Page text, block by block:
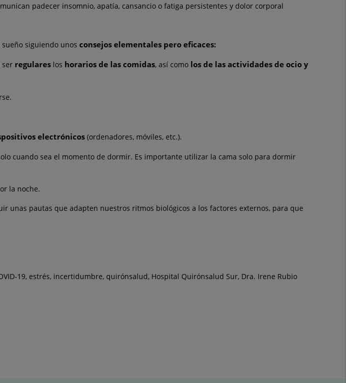
padecer insomnio, apatía, cansancio o fatiga persistentes y dolor corporal
siguiendo unos consejos elementales pero eficaces:
ser regulares los horarios de las comidas, así como los de las actividades de ocio y
electrónicos (ordenadores, móviles, etc.).
cuando sea el momento de dormir. Es importante utilizar la cama solo para dormir
la noche.
unas pautas que adapten nuestros ritmos biológicos a los factores externos, para que
19, estrés, incertidumbre, quirónsalud, Hospital Quirónsalud Sur, Dra. Irene Rubio